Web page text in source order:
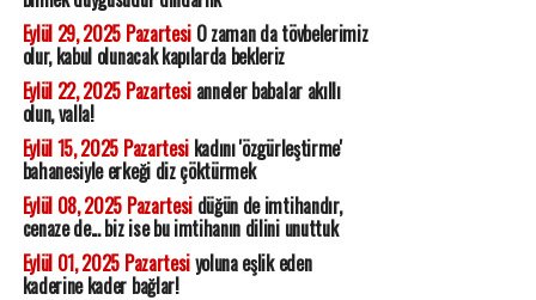
Eylül 29, 2025 PazartesiO zaman da tövbelerimiz
olur, kabul olunacak kapılarda bekleriz
Eylül 22, 2025 Pazartesianneler babalar akıllı
olun, valla!
Eylül 15, 2025 Pazartesikadını 'özgürleştirme'
bahanesiyle erkeği diz çöktürmek
Eylül 08, 2025 Pazartesidüğün de imtihandır,
cenaze de... biz ise bu imtihanın dilini unuttuk
Eylül 01, 2025 Pazartesiyoluna eşlik eden
kaderine kader bağlar!